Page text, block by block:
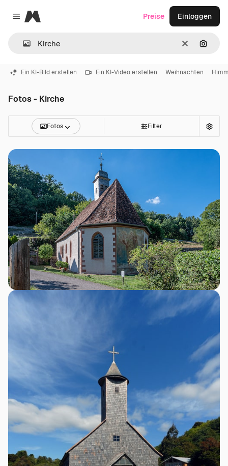
Close menu
Magnific
LöschenNach
Preise Einloggen
Ein KI-Bild erstellen Ein KI-Video erstellen Weihnachten
Fotos - Kirche
Fotos Filter